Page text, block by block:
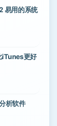
易用的系统
更好
析软件